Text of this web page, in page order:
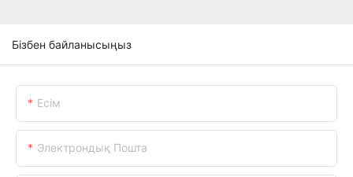
Бізбен байланысыңыз
Есім
Электрондық Пошта